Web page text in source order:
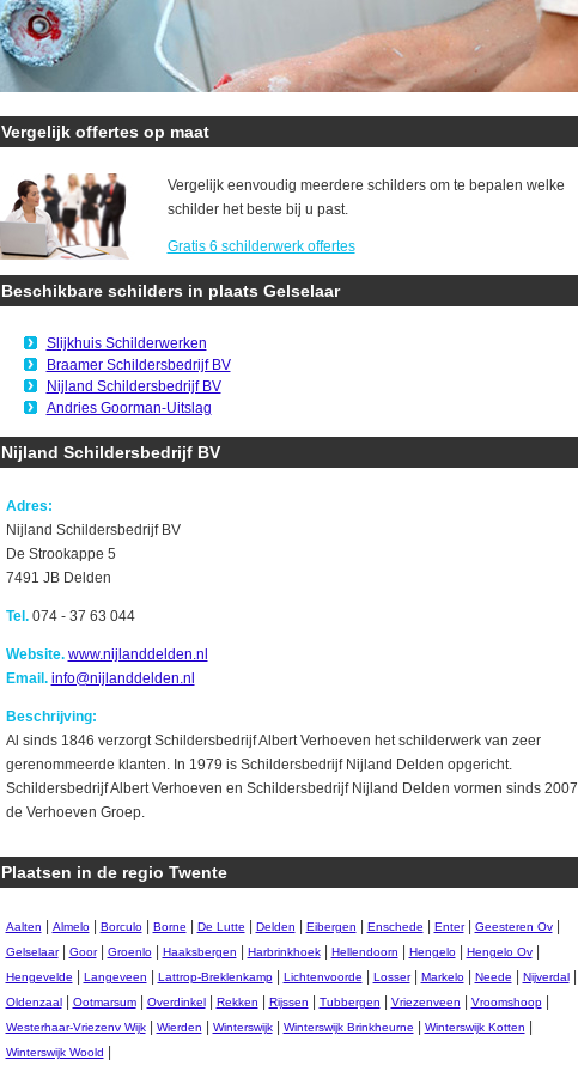
Vergelijk offertes op maat
Vergelijk eenvoudig meerdere schilders om te bepalen welke
schilder het beste bij u past.
Gratis 6 schilderwerk offertes
Beschikbare schilders in plaats Gelselaar
Slijkhuis Schilderwerken
Braamer Schildersbedrijf BV
Nijland Schildersbedrijf BV
Andries Goorman-Uitslag
Nijland Schildersbedrijf BV
Adres:
Nijland Schildersbedrijf BV
De Strookappe 5
7491 JB Delden
Tel.074 - 37 63 044
Website. www.nijlanddelden.nl
Email. info@nijlanddelden.nl
Beschrijving:
Al sinds 1846 verzorgt Schildersbedrijf Albert Verhoeven het schilderwerk van zeer
gerenommeerde klanten. In 1979 is Schildersbedrijf Nijland Delden opgericht.
Schildersbedrijf Albert Verhoeven en Schildersbedrijf Nijland Delden vormen sinds 2007
de Verhoeven Groep.
Plaatsen in de regio Twente
Aalten Almelo| Borculo| Borne De Lutte Delden Eibergen Enschede Enter| Geesteren Ov|
Gelselaar| Goor| Groenlo| Haaksbergen Harbrinkhoek| Hellendoorn Hengelo| Hengelo Ov|
Hengevelde Langeveen Lattrop-Breklenkamp| Lichtenvoorde Losser| Markelo| Neede Nijverdal|
Oldenzaal| Ootmarsum| Overdinkel| Rekken Rijssen Tubbergen Vriezenveen Vroomshoop|
Westerhaar-Vriezenv Wijk| Wierden Winterswijk| Winterswijk Brinkheurne Winterswijk Kotten
Winterswijk Woold